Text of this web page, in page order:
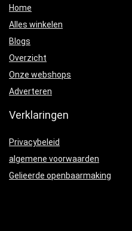
Home
Alles winkelen
Blogs
Overzicht
Onze webshops
Adverteren
Verklaringen
Privacybeleid
algemene voorwaarden
Gelieerde openbaarmaking